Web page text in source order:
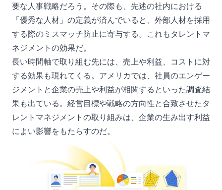
要な人事戦略だろう。その際も、先述の社内における
「優秀な人材」の定義が済んでいると、外部人材を採用
する際のミスマッチ防止に寄与する。これもタレントマ
ネジメントの効果だ。
長い時間軸で取り組む先には、売上や利益、コストに対
する効果も現れてくる。アメリカでは、社員のエンゲー
ジメントと企業の売上や利益が相関するといった調査結
果も出ている。経営目標や戦略の方向性と合致させたタ
レントマネジメントの取り組みは、企業の生み出す利益
によい影響をもたらすのだ。